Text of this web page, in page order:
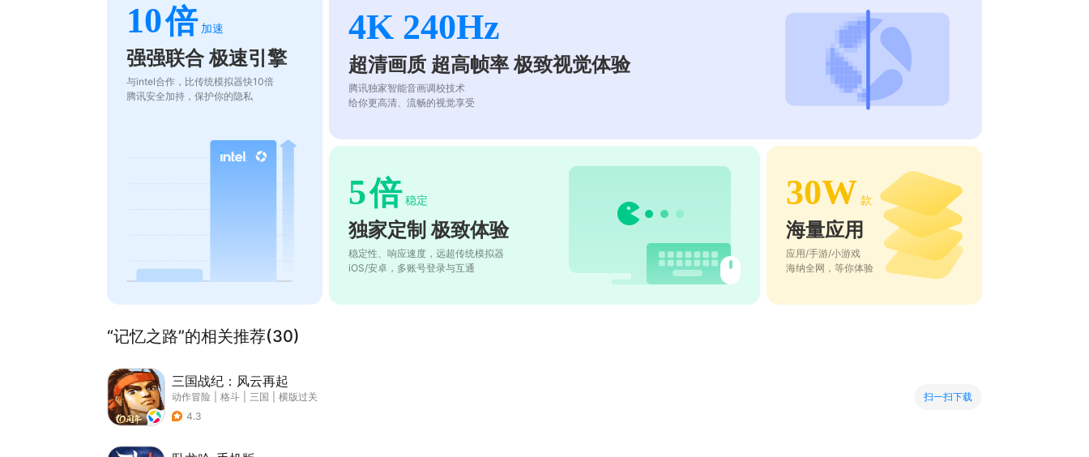
10倍 加速
强强联合 极速引擎
与intel合作，比传统模拟器快10倍
腾讯安全加持，保护你的隐私
4K 240Hz
超清画质 超高帧率 极致视觉体验
腾讯独家智能音画调校技术
给你更高清、流畅的视觉享受
5倍 稳定
独家定制 极致体验
稳定性、响应速度，远超传统模拟器
iOS/安卓，多账号登录与互通
30W 款
海量应用
应用/手游/小游戏
海纳全网，等你体验
“记忆之路”的相关推荐(30)
三国战纪：风云再起
动作冒险 格斗 三国
横版过关
4.3
扫一扫下载